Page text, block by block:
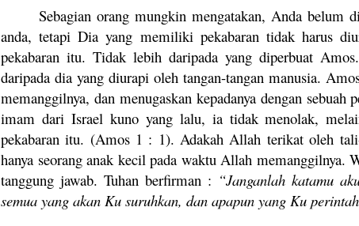
Sebagian orang mungkin mengatakan, Anda belum
anda, tetapi Dia yang memiliki pekabaran tidak harus
pekabaran itu. Tidak lebih daripada yang diperbuat
daripada dia yang diurapi oleh tangan-tangan manusia.
memanggilnya, dan menugaskan kepadanya dengan
imam dari Israel kuno yang lalu, ia tidak menolak,
pekabaran itu. (Amos 1 : 1). Adakah Allah terikat oleh
hanya seorang anak kecil pada waktu Allah
tanggung jawab. Tuhan berfirman : “Janganlah katamu
semua yang akan Ku suruhkan, dan apapun yang Ku